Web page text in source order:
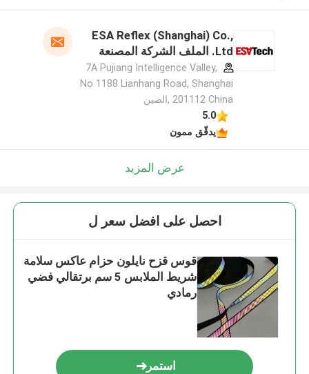
ESA Reflex (Shanghai) Co.,
Ltd. الملف الشركة المصنعة
7A Pujiang Intelligence Valley,
No 1188 Lianhang Road, Shanghai
201112 China ,الصين
5.0
يدقّق ممون
عرض المزيد
احصل على افضل سعر ل
قوس قزح نايلون حزام عاكس سلامة
شريط الملابس 5 سم برتقالي فضي
رمادي
استمر